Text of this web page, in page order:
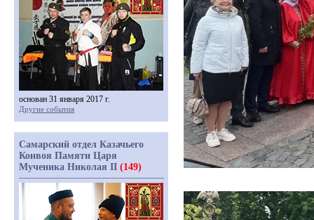
основан 31 января 2017 г.
Другие события
Самарский отдел Казачьего
Конвоя Памяти Царя
Мученика Николая II (149)